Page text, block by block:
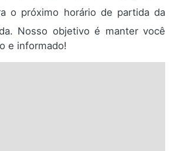
o próximo horário de partida da
Nosso objetivo é manter você
e informado!